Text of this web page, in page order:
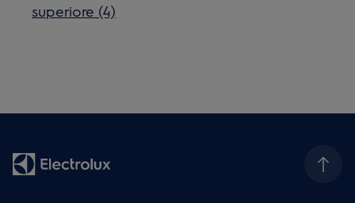
superiore (4)